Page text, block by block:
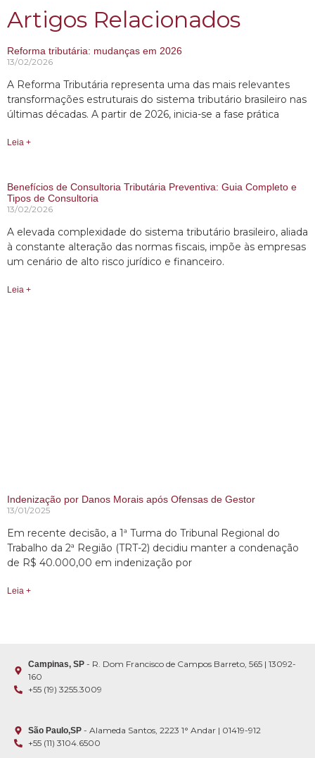
Artigos Relacionados
Reforma tributária: mudanças em 2026
13/02/2026
A Reforma Tributária representa uma das mais relevantes
transformações estruturais do sistema tributário brasileiro nas
últimas décadas. A partir de 2026, inicia-se a fase prática
Leia +
Benefícios de Consultoria Tributária Preventiva: Guia Completo e
Tipos de Consultoria
13/02/2026
A elevada complexidade do sistema tributário brasileiro, aliada
à constante alteração das normas fiscais, impõe às empresas
um cenário de alto risco jurídico e financeiro.
Leia +
Indenização por Danos Morais após Ofensas de Gestor
13/01/2025
Em recente decisão, a 1ª Turma do Tribunal Regional do
Trabalho da 2ª Região (TRT-2) decidiu manter a condenação
de R$ 40.000,00 em indenização por
Leia +
Campinas, SP - R. Dom Francisco de Campos Barreto, 565 | 13092-
160
+55 (19) 3255.3009
São Paulo,SP - Alameda Santos, 2223 1° Andar | 01419-912
+55 (11) 3104.6500